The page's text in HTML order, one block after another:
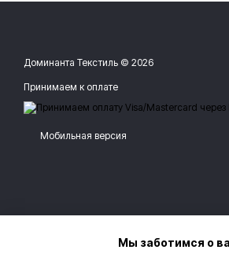
Доминанта Текстиль © 2026
Принимаем к оплате
Мобильная версия
Мы заботимся о